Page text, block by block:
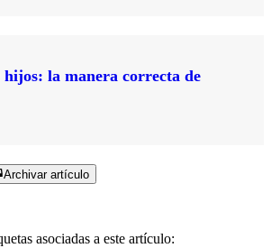
la manera correcta de
Archivar artículo
asociadas a este artículo: